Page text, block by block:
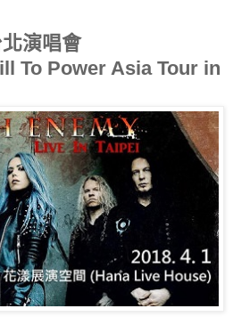
演唱會
To Power Asia Tour in